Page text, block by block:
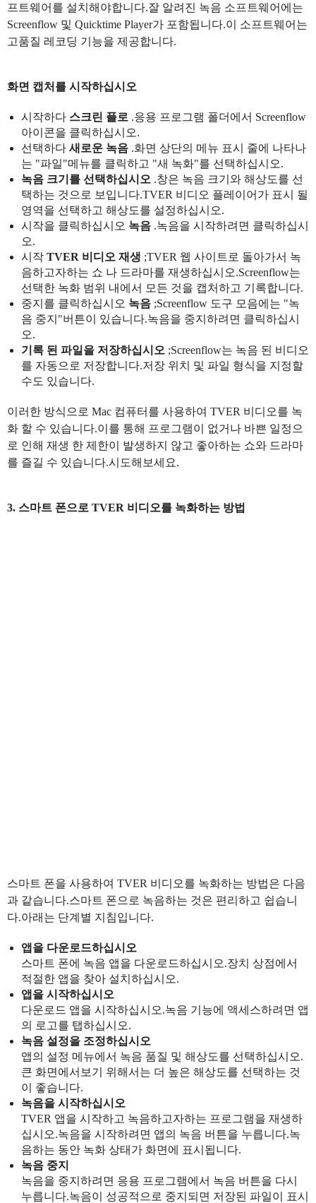
프트웨어를 설치해야합니다.잘 알려진 녹음 소프트웨어에는
Screenflow 및 Quicktime Player가 포함됩니다.이 소프트웨어는
고품질 레코딩 기능을 제공합니다.
화면 캡처를 시작하십시오
시작하다 스크린 플로 .응용 프로그램 폴더에서 Screenflow
아이콘을 클릭하십시오.
선택하다 새로운 녹음 .화면 상단의 메뉴 표시 줄에 나타나
는 "파일"메뉴를 클릭하고 "새 녹화"를 선택하십시오.
녹음 크기를 선택하십시오 .창은 녹음 크기와 해상도를 선
택하는 것으로 보입니다.TVER 비디오 플레이어가 표시 될
영역을 선택하고 해상도를 설정하십시오.
시작을 클릭하십시오 녹음 .녹음을 시작하려면 클릭하십시
오.
시작 TVER 비디오 재생 ;TVER 웹 사이트로 돌아가서 녹
음하고자하는 쇼 나 드라마를 재생하십시오.Screenflow는
선택한 녹화 범위 내에서 모든 것을 캡처하고 기록합니다.
중지를 클릭하십시오 녹음 ;Screenflow 도구 모음에는 "녹
음 중지"버튼이 있습니다.녹음을 중지하려면 클릭하십시
오.
기록 된 파일을 저장하십시오 ;Screenflow는 녹음 된 비디오
를 자동으로 저장합니다.저장 위치 및 파일 형식을 지정할
수도 있습니다.
이러한 방식으로 Mac 컴퓨터를 사용하여 TVER 비디오를 녹
화 할 수 있습니다.이를 통해 프로그램이 없거나 바쁜 일정으
로 인해 재생 한 제한이 발생하지 않고 좋아하는 쇼와 드라마
를 즐길 수 있습니다.시도해보세요.
3. 스마트 폰으로 TVER 비디오를 녹화하는 방법
스마트 폰을 사용하여 TVER 비디오를 녹화하는 방법은 다음
과 같습니다.스마트 폰으로 녹음하는 것은 편리하고 쉽습니
다.아래는 단계별 지침입니다.
앱을 다운로드하십시오
스마트 폰에 녹음 앱을 다운로드하십시오.장치 상점에서
적절한 앱을 찾아 설치하십시오.
앱을 시작하십시오
다운로드 앱을 시작하십시오.녹음 기능에 액세스하려면 앱
의 로고를 탭하십시오.
녹음 설정을 조정하십시오
앱의 설정 메뉴에서 녹음 품질 및 해상도를 선택하십시오.
큰 화면에서보기 위해서는 더 높은 해상도를 선택하는 것
이 좋습니다.
녹음을 시작하십시오
TVER 앱을 시작하고 녹음하고자하는 프로그램을 재생하
십시오.녹음을 시작하려면 앱의 녹음 버튼을 누릅니다.녹
음하는 동안 녹화 상태가 화면에 표시됩니다.
녹음 중지
녹음을 중지하려면 응용 프로그램에서 녹음 버튼을 다시
누릅니다.녹음이 성공적으로 중지되면 저장된 파일이 표시